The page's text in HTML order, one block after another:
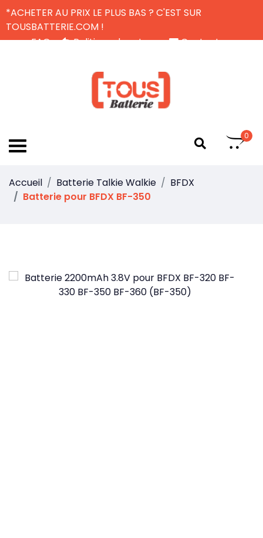
*ACHETER AU PRIX LE PLUS BAS ? C'EST SUR
TOUSBATTERIE.COM !
FAQ
Politique de retour
Contactez-nous
0
Accueil Batterie Talkie Walkie
BFDX
Batterie pour BFDX BF-350